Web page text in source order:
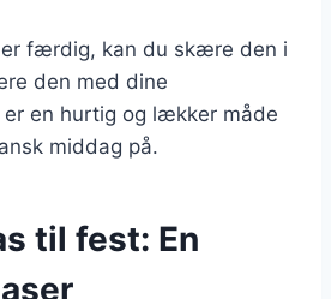
er færdig, kan du skære den i
den med dine
en hurtig og lækker måde
middag på.
til fest: En